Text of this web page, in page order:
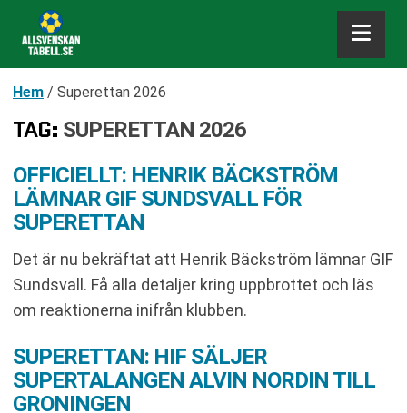
Hem / Superettan 2026
TAG: SUPERETTAN 2026
OFFICIELLT: HENRIK BÄCKSTRÖM
LÄMNAR GIF SUNDSVALL FÖR
SUPERETTAN
Det är nu bekräftat att Henrik Bäckström lämnar GIF
Sundsvall. Få alla detaljer kring uppbrottet och läs
om reaktionerna inifrån klubben.
SUPERETTAN: HIF SÄLJER
SUPERTALANGEN ALVIN NORDIN TILL
GRONINGEN